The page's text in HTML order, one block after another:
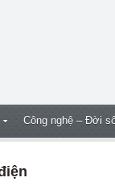
Công nghệ – Đời